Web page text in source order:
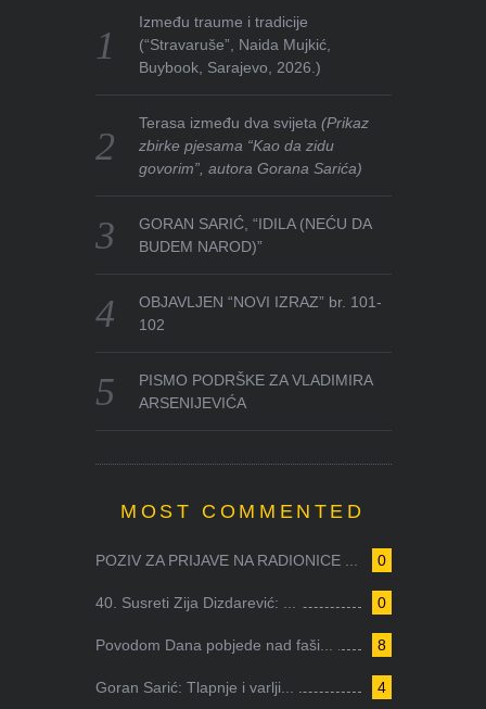
Između traume i tradicije
(“Stravaruše”, Naida Mujkić,
Buybook, Sarajevo, 2026.)
Terasa između dva svijeta(Prikaz
zbirke pjesama “Kao da zidu
govorim”, autora Gorana Sarića)
GORAN SARIĆ, “IDILA (NEĆU DA
BUDEM NAROD)”
OBJAVLJEN “NOVI IZRAZ” br. 101-
102
PISMO PODRŠKE ZA VLADIMIRA
ARSENIJEVIĆA
MOST COMMENTED
0
POZIV ZA PRIJAVE NA RADIONICE ...
0
40. Susreti Zija Dizdarević: ...
8
Povodom Dana pobjede nad faši...
4
Goran Sarić: Tlapnje i varlji...